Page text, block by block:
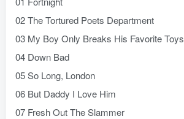
02 The Tortured Poets Department
03 My Boy Only Breaks His Favorite Toys
04 Down Bad
05 So Long, London
06 But Daddy I Love Him
07 Fresh Out The Slammer